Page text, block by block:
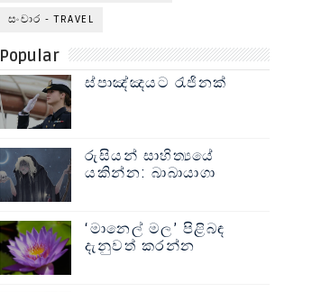
සංචාර - TRAVEL
Popular
ස්පාඤ්ඤයට රැජිනක්
රුසියන් සාහිත්‍යයේ
යකින්න: බාබායාගා
‘මානෙල් මල’ පිළිබඳ
දැනුවත් කරන්න